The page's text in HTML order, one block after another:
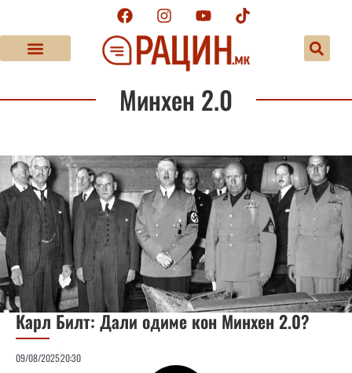
Минхен 2.0
Карл Билт: Дали одиме кон Минхен 2.0?
09/08/202520:30